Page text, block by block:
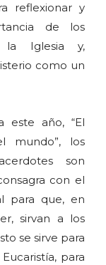
reflexionar y
de los
la Iglesia y,
como un
este año, “El
mundo”, los
son
con el
para que, en
sirvan a los
se sirve para
para